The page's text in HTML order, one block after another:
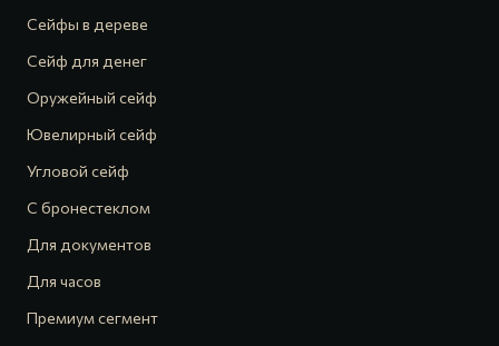
Сейфы в дереве
Сейф для денег
Оружейный сейф
Ювелирный сейф
Угловой сейф
С бронестеклом
Для документов
Для часов
Премиум сегмент